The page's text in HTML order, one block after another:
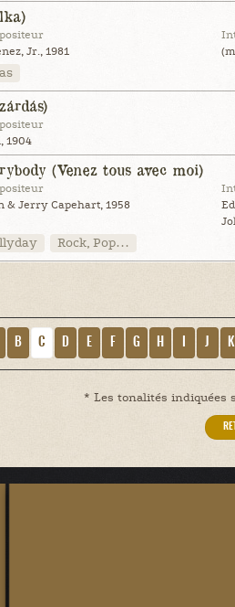
Jr., 1981
1904
(Venez tous avec moi)
& Jerry Capehart, 1958
Rock, Pop…
B C D E F G H J K
* Les tonalités indiquées